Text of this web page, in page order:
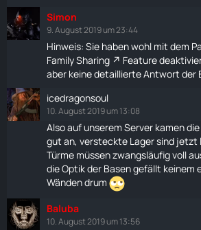
Simon
9. August 2019 um 23:44
Hinweis: Sie haben wohl mit dem
Family Sharing
Feature
aber keine detaillierte Antwort der
icedragonsoul
10. August 2019 um 13:08
Also auf unserem Server kamen
gut an, versteckte Lager sind jetzt
Türme müssen zwangsläufig voll
die Optik der Basen gefällt keinem
Wänden drum
Baluba
10. August 2019 um 13:56